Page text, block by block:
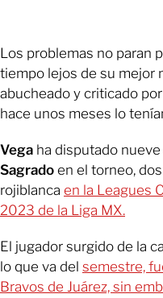
Los problemas no paran
tiempo lejos de su mejor
abucheado y criticado
hace unos meses lo
Vega ha disputado
Sagrado en el torneo,
rojiblanca en la Leagues
2023 de la Liga MX.
El jugador surgido de la
lo que va del semestre,
Bravos de Juárez, sin